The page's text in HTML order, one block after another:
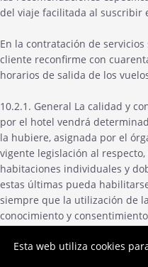
del viaje facilitada al suscribir
En la contratación de
cliente reconfirme con
horarios de salida de los
10.2.1. General La calidad y
por el hotel vendrá
la hubiere, asignada por el
vigente legislación al
habitaciones individuales y
estas últimas pueda
siempre que la utilización de
conocimiento y
todos los impresos de
Esta web utiliza cookies